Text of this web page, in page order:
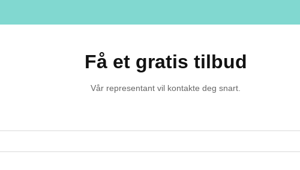
Få et gratis tilbud
Vår representant vil kontakte deg snart.